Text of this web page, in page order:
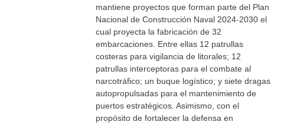
mantiene proyectos que forman parte del Plan
Nacional de Construcción Naval 2024-2030 el
cual proyecta la fabricación de 32
embarcaciones. Entre ellas 12 patrullas
costeras para vigilancia de litorales; 12
patrullas interceptoras para el combate al
narcotráfico; un buque logístico; y siete dragas
autopropulsadas para el mantenimiento de
puertos estratégicos. Asimismo, con el
propósito de fortalecer la defensa en